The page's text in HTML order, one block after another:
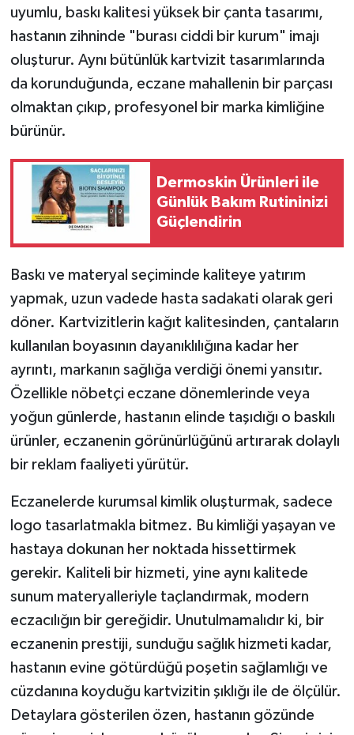
uyumlu, baskı kalitesi yüksek bir çanta tasarımı,
hastanın zihninde "burası ciddi bir kurum" imajı
oluşturur. Aynı bütünlük kartvizit tasarımlarında
da korunduğunda, eczane mahallenin bir parçası
olmaktan çıkıp, profesyonel bir marka kimliğine
bürünür.
Dermoskin Ürünleri ile
Günlük Bakım Rutininizi
Güçlendirin
Baskı ve materyal seçiminde kaliteye yatırım
yapmak, uzun vadede hasta sadakati olarak geri
döner. Kartvizitlerin kağıt kalitesinden, çantaların
kullanılan boyasının dayanıklılığına kadar her
ayrıntı, markanın sağlığa verdiği önemi yansıtır.
Özellikle nöbetçi eczane dönemlerinde veya
yoğun günlerde, hastanın elinde taşıdığı o baskılı
ürünler, eczanenin görünürlüğünü artırarak dolaylı
bir reklam faaliyeti yürütür.
Eczanelerde kurumsal kimlik oluşturmak, sadece
logo tasarlatmakla bitmez. Bu kimliği yaşayan ve
hastaya dokunan her noktada hissettirmek
gerekir. Kaliteli bir hizmeti, yine aynı kalitede
sunum materyalleriyle taçlandırmak, modern
eczacılığın bir gereğidir. Unutulmamalıdır ki, bir
eczanenin prestiji, sunduğu sağlık hizmeti kadar,
hastanın evine götürdüğü poşetin sağlamlığı ve
cüzdanına koyduğu kartvizitin şıklığı ile de ölçülür.
Detaylara gösterilen özen, hastanın gözünde